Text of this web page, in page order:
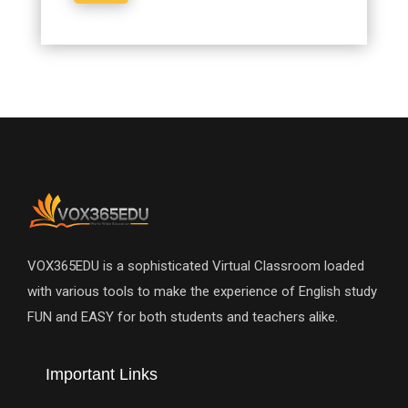
VOX365EDU is a sophisticated Virtual Classroom loaded
with various tools to make the experience of English study
FUN and EASY for both students and teachers alike.
Important Links